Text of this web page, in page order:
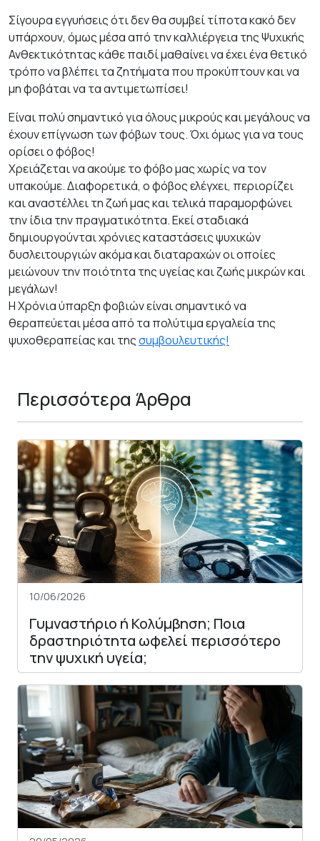
Σίγουρα εγγυήσεις ότι δεν θα συμβεί τίποτα κακό δεν
υπάρχουν, όμως μέσα από την καλλιέργεια της Ψυχικής
Ανθεκτικότητας κάθε παιδί μαθαίνει να έχει ένα θετικό
τρόπο να βλέπει τα ζητήματα που προκύπτουν και να
μη φοβάται να τα αντιμετωπίσει!
Είναι πολύ σημαντικό για όλους μικρούς και μεγάλους να
έχουν επίγνωση των φόβων τους. Όχι όμως για να τους
ορίσει ο φόβος!
Χρειάζεται να ακούμε το φόβο μας χωρίς να τον
υπακούμε. Διαφορετικά, ο φόβος ελέγχει, περιορίζει
και αναστέλλει τη ζωή μας και τελικά παραμορφώνει
την ίδια την πραγματικότητα. Εκεί σταδιακά
δημιουργούνται χρόνιες καταστάσεις ψυχικών
δυσλειτουργιών ακόμα και διαταραχών οι οποίες
μειώνουν την ποιότητα της υγείας και ζωής μικρών και
μεγάλων!
Η Χρόνια ύπαρξη φοβιών είναι σημαντικό να
θεραπεύεται μέσα από τα πολύτιμα εργαλεία της
ψυχοθεραπείας και τηςσυμβουλευτικής!
Περισσότερα Άρθρα
10/06/2026
Γυμναστήριο ή Κολύμβηση; Ποια
δραστηριότητα ωφελεί περισσότερο
την ψυχική υγεία;